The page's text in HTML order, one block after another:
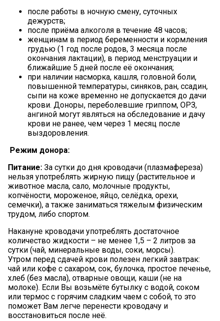
после работы в ночную смену, суточных
дежурств;
после приёма алкоголя в течение 48 часов;
женщинам в период беременности и кормления
грудью (1 год после родов, 3 месяца после
окончания лактации), в период менструации и
ближайшие 5 дней после её окончания;
при наличии насморка, кашля, головной боли,
повышенной температуры, синяков, ран, ссадин,
сыпи на коже временно не допускается до дачи
крови. Доноры, переболевшие гриппом, ОРЗ,
ангиной могут являться на обследование и дачу
крови не ранее, чем через 1 месяц после
выздоровления.
Режим донора:
Питание: За сутки до дня кроводачи (плазмафереза)
нельзя употреблять жирную пищу (растительное и
животное масла, сало, молочные продукты,
копчёности, мороженое, яйцо, селёдка, орехи,
семечки), а также заниматься тяжелым физическим
трудом, либо спортом.
Накануне кроводачи употреблять достаточное
количество жидкости – не менее 1,5 – 2 литров за
сутки (чай, минеральные воды, соки, морсы).
Утром перед сдачей крови полезен легкий завтрак:
чай или кофе с сахаром, сок, булочка, простое печенье,
хлеб (без масла), отварные овощи, каши (не на
молоке). Если Вы возьмёте бутылку с водой, соком
или термос с горячим сладким чаем с собой, то это
поможет Вам легче перенести кроводачу и
восстановиться после неё.